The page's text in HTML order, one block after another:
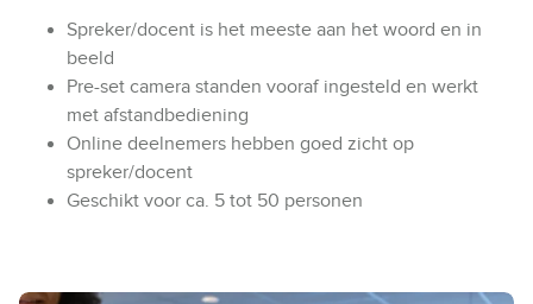
Spreker/docent is het meeste aan het woord en in
beeld
Pre-set camera standen vooraf ingesteld en werkt
met afstandbediening
Online deelnemers hebben goed zicht op
spreker/docent
Geschikt voor ca. 5 tot 50 personen